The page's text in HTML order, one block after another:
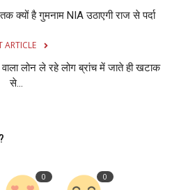
है गुमनाम NIA उठाएगी राज से पर्दा
ARTICLE
लोन ले रहे लोग ब्रांच में जाते ही खटाक
से...
0 0